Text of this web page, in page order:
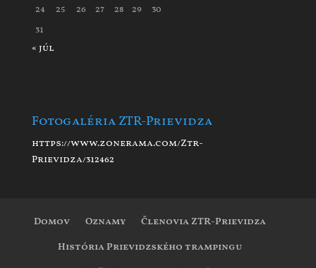
24
25 26 27 28 29
30
31
« júl
Fotogaléria ZTR-Prievidza
https://www.zonerama.com/Ztr-
Prievidza/312462
Domov Oznamy
Členovia ZTR-Prievidza
História Prievidzského trampingu